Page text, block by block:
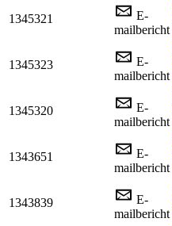
1345321
E-
mailbericht
1345323
E-
mailbericht
1345320
E-
mailbericht
1343651
E-
mailbericht
1343839
E-
mailbericht